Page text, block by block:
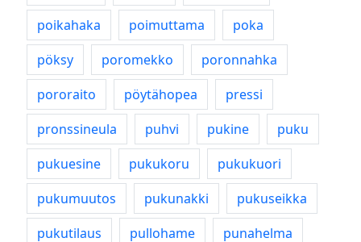
poikahaka
poimuttama
poka
pöksy
poromekko
poronnahka
pororaito
pöytähopea
pressi
pronssineula
puhvi pukine
puku
pukuesine
pukukoru
pukukuori
pukumuutos
pukunakki
pukuseikka
pukutilaus
pullohame
punahelma